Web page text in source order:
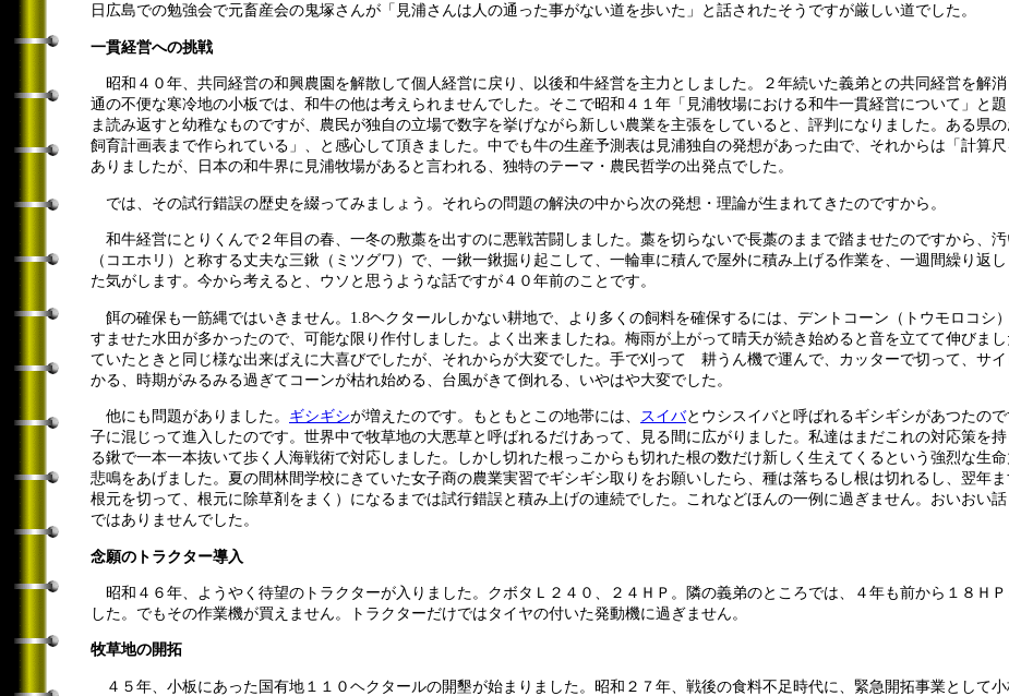
日広島での勉強会で元畜産会の鬼塚さんが「見浦さんは人の通った事がない道を歩いた」と話されたそうですが厳しい道でした。
一貫経営への挑戦
昭和４０年、共同経営の和興農園を解散して個人経営に戻り、以後和牛経営を主力としました。２年続いた義弟との共同経営を解
通の不便な寒冷地の小板では、和牛の他は考えられませんでした。そこで昭和４１年「見浦牧場における和牛一貫経営について」
ま読み返すと幼稚なものですが、農民が独自の立場で数字を挙げながら新しい農業を主張をしていると、評判になりました。ある県
飼育計画表まで作られている」、と感心して頂きました。中でも牛の生産予測表は見浦独自の発想があった由で、それからは「計算
ありましたが、日本の和牛界に見浦牧場があると言われる、独特のテーマ・農民哲学の出発点でした。
では、その試行錯誤の歴史を綴ってみましょう。それらの問題の解決の中から次の発想・理論が生まれてきたのですから。
和牛経営にとりくんで２年目の春、一冬の敷藁を出すのに悪戦苦闘しました。藁を切らないで長藁のままで踏ませたのですから、
（コエホリ）と称する丈夫な三鍬（ミツグワ）で、一鍬一鍬掘り起こして、一輪車に積んで屋外に積み上げる作業を、一週間繰り返
た気がします。今から考えると、ウソと思うような話ですが４０年前のことです。
餌の確保も一筋縄ではいきません。1.8ヘクタールしかない耕地で、より多くの飼料を確保するには、デントコーン（トウモロコシ
すませた水田が多かったので、可能な限り作付しました。よく出来ましたね。梅雨が上がって晴天が続き始めると音を立てて伸びま
ていたときと同じ様な出来ばえに大喜びでしたが、それからが大変でした。手で刈って 耕うん機で運んで、カッターで切って、サ
かる、時期がみるみる過ぎてコーンが枯れ始める、台風がきて倒れる、いやはや大変でした。
他にも問題がありました。 ギシギシが増えたのです。もともとこの地帯には、 スイバとウシスイバと呼ばれるギシギシがあつたの
子に混じって進入したのです。世界中で牧草地の大悪草と呼ばれるだけあって、見る間に広がりました。私達はまだこれの対応策を
る鍬で一本一本抜いて歩く人海戦術で対応しました。しかし切れた根っこからも切れた根の数だけ新しく生えてくるという強烈な生
悲鳴をあげました。夏の間林間学校にきていた女子商の農業実習でギシギシ取りをお願いしたら、種は落ちるし根は切れるし、翌年
根元を切って、根元に除草剤をまく）になるまでは試行錯誤と積み上げの連続でした。これなどほんの一例に過ぎません。おいおい
ではありませんでした。
念願のトラクター導入
昭和４６年、ようやく待望のトラクターが入りました。クボタＬ２４０、２４ＨＰ。隣の義弟のところでは、４年も前から１８Ｈ
した。でもその作業機が買えません。トラクターだけではタイヤの付いた発動機に過ぎません。
牧草地の開拓
４５年、小板にあった国有地１１０ヘクタールの開墾が始まりました。昭和２７年、戦後の食料不足時代に、緊急開拓事業として